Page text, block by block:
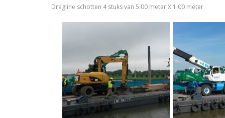
Dragline schotten 4 stuks van 5.00 meter X 1.00 meter